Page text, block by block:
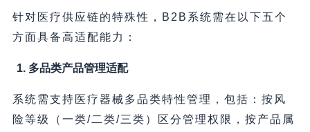
针对医疗供应链的特殊性，B2B系统需在以下五个
方面具备高适配能力：
1. 多品类产品管理适配
系统需支持医疗器械多品类特性管理，包括：按风
险等级（一类/二类/三类）区分管理权限，按产品属